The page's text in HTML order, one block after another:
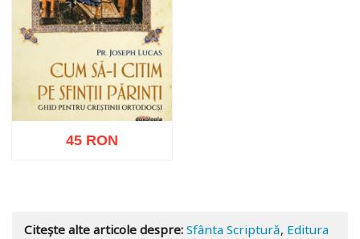
45 RON
Citește alte articole despre: Sfânta Scriptură, Editura